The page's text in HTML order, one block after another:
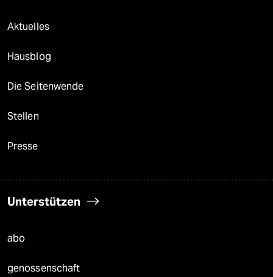
Aktuelles
Hausblog
Die Seitenwende
Stellen
Presse
Unterstützen
abo
genossenschaft